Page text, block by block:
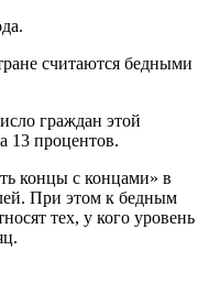
считаются бедными
граждан этой
13 процентов.
концы с концами» в
При этом к бедным
тех, у кого уровень